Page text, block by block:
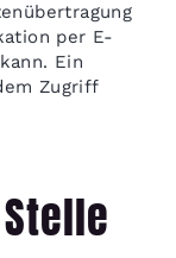
per E-
Ein
Zugriff